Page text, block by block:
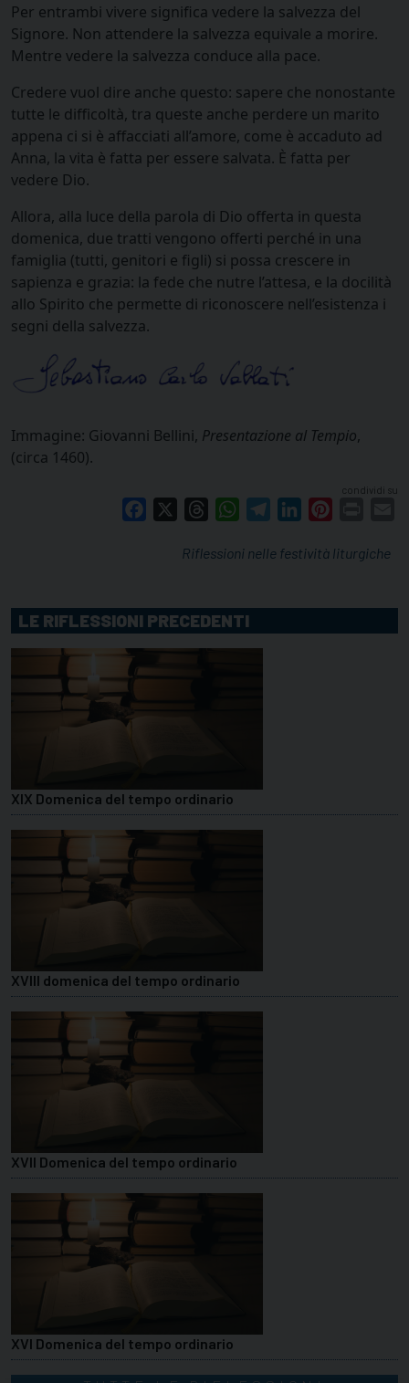
Per entrambi vivere significa vedere la salvezza del
Signore. Non attendere la salvezza equivale a morire.
Mentre vedere la salvezza conduce alla pace.
Credere vuol dire anche questo: sapere che nonostante
tutte le difficoltà, tra queste anche perdere un marito
appena ci si è affacciati all’amore, come è accaduto ad
Anna, la vita è fatta per essere salvata. È fatta per
vedere Dio.
Allora, alla luce della parola di Dio offerta in questa
domenica, due tratti vengono offerti perché in una
famiglia (tutti, genitori e figli) si possa crescere in
sapienza e grazia: la fede che nutre l’attesa, e la docilità
allo Spirito che permette di riconoscere nell’esistenza i
segni della salvezza.
Immagine: Giovanni Bellini, Presentazione al Tempio,
(circa 1460).
condividi su
Facebook ThreadsWhatsAppTelegramLinkedIn
Riflessioni nelle festività liturgiche
LE RIFLESSIONI PRECEDENTI
XIX Domenica del tempo ordinario
XVIII domenica del tempo ordinario
XVII Domenica del tempo ordinario
XVI Domenica del tempo ordinario